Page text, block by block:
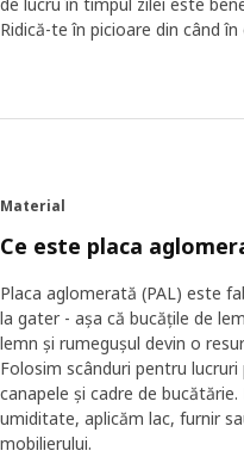
de lucru în timpul zilei este
Ridică-te în picioare din când în
Material
Ce este placa
Placa aglomerată (PAL) este
la gater - așa că bucățile de
lemn și rumegușul devin o
Folosim scânduri pentru
canapele și cadre de
umiditate, aplicăm lac, furnir
mobilierului.